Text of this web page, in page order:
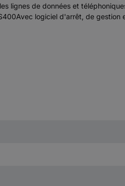
lignes de données et
logiciel d'arrêt, de